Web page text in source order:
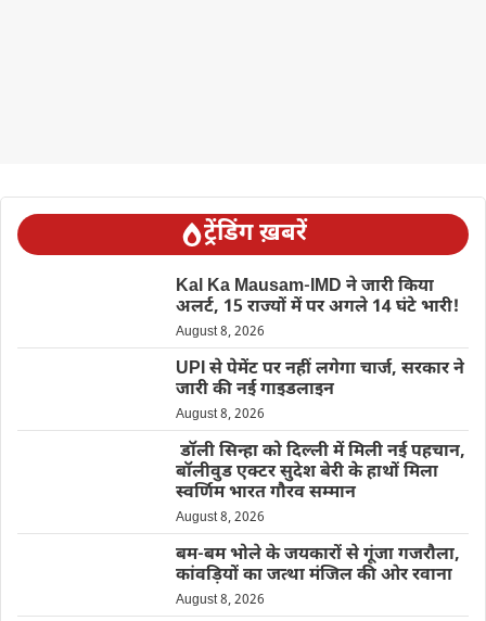
ट्रेंडिंग ख़बरें
Kal Ka Mausam-IMD ने जारी किया
अलर्ट, 15 राज्यों में पर अगले 14 घंटे भारी!
August 8, 2026
UPI से पेमेंट पर नहीं लगेगा चार्ज, सरकार ने
जारी की नई गाइडलाइन
August 8, 2026
डॉली सिन्हा को दिल्ली में मिली नई पहचान,
बॉलीवुड एक्टर सुदेश बेरी के हाथों मिला
स्वर्णिम भारत गौरव सम्मान
August 8, 2026
बम-बम भोले के जयकारों से गूंजा गजरौला,
कांवड़ियों का जत्था मंजिल की ओर रवाना
August 8, 2026